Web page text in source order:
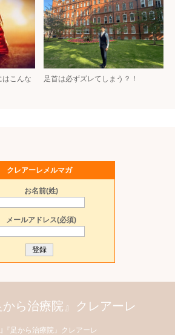
はこんな
足首は必ずズレてしまう？！
クレアーレメルマガ
お名前(姓)
メールアドレス(必須)
ら治療院』クレアーレ
『足から治療院』クレアーレ